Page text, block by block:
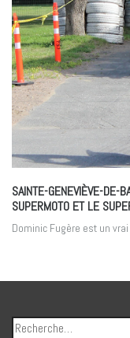
SAINTE-GENEVIÈVE-DE-
SUPERMOTO ET LE
Dominic Fugère est un